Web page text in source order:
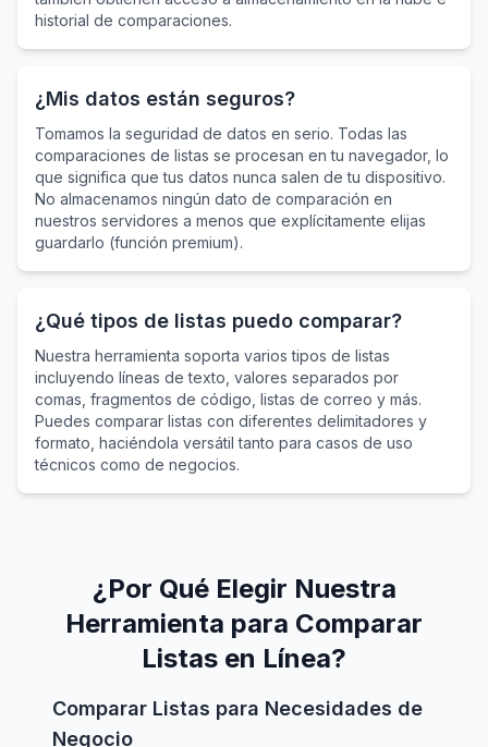
historial de comparaciones.
¿Mis datos están seguros?
Tomamos la seguridad de datos en serio. Todas las
comparaciones de listas se procesan en tu navegador, lo
que significa que tus datos nunca salen de tu dispositivo.
No almacenamos ningún dato de comparación en
nuestros servidores a menos que explícitamente elijas
guardarlo (función premium).
¿Qué tipos de listas puedo comparar?
Nuestra herramienta soporta varios tipos de listas
incluyendo líneas de texto, valores separados por
comas, fragmentos de código, listas de correo y más.
Puedes comparar listas con diferentes delimitadores y
formato, haciéndola versátil tanto para casos de uso
técnicos como de negocios.
¿Por Qué Elegir Nuestra
Herramienta para Comparar
Listas en Línea?
Comparar Listas para Necesidades de
Negocio